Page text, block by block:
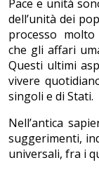
Pace e unità
dell’unità dei
processo
che gli affari
Questi ultimi
vivere
singoli e di Stati.
Nell’antica
suggerimenti,
universali, fra i